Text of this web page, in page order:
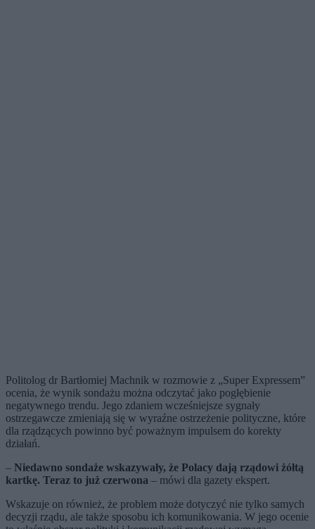
Politolog dr Bartłomiej Machnik w rozmowie z „Super Expressem”
ocenia, że wynik sondażu można odczytać jako pogłębienie
negatywnego trendu. Jego zdaniem wcześniejsze sygnały
ostrzegawcze zmieniają się w wyraźne ostrzeżenie polityczne, które
dla rządzących powinno być poważnym impulsem do korekty
działań.
– Niedawno sondaże wskazywały, że Polacy dają rządowi żółtą
kartkę. Teraz to już czerwona – mówi dla gazety ekspert.
Wskazuje on również, że problem może dotyczyć nie tylko samych
decyzji rządu, ale także sposobu ich komunikowania. W jego ocenie